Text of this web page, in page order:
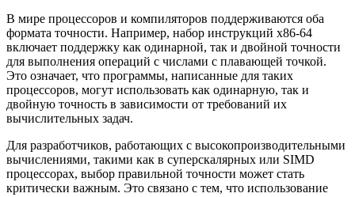
В мире процессоров и компиляторов поддерживаются оба
формата точности. Например, набор инструкций x86-64
включает поддержку как одинарной, так и двойной точности
для выполнения операций с числами с плавающей точкой.
Это означает, что программы, написанные для таких
процессоров, могут использовать как одинарную, так и
двойную точность в зависимости от требований их
вычислительных задач.
Для разработчиков, работающих с высокопроизводительными
вычислениями, такими как в суперскалярных или SIMD
процессорах, выбор правильной точности может стать
критически важным. Это связано с тем, что использование